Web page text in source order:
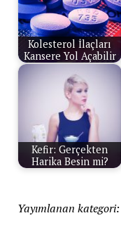
Kolesterol İlaçları
Kansere Yol Açabilir
Kefir: Gerçekten
Harika Besin mi?
Yayımlanan kategori: